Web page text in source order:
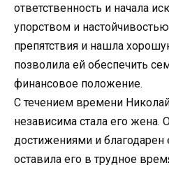
ответственность и начала
упорством и
препятствия и нашла
позволила ей обеспечить
финансовое положение.
С течением времени
независима стала его жена.
достижениями и благодарен
оставила его в трудное